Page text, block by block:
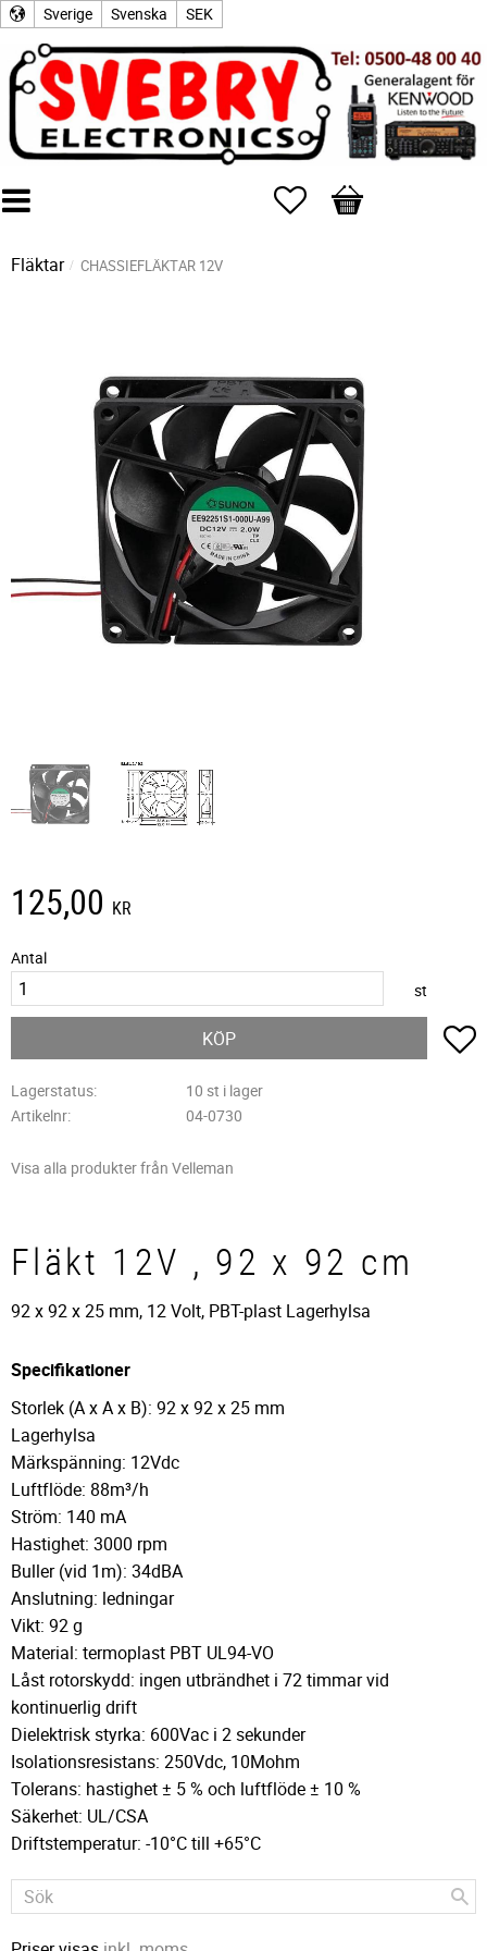
Sverige Svenska SEK
Favoriter
Kundvagn
Fläktar CHASSIEFLÄKTAR 12V
125,00 KR
Antal
st
KÖP
Lagerstatus
10 st i lager
Artikelnr
04-0730
Visa alla produkter från Velleman
Fläkt 12V , 92 x 92 cm
92 x 92 x 25 mm, 12 Volt, PBT-plast Lagerhylsa
Specifikationer
Storlek (A x A x B): 92 x 92 x 25 mm
Lagerhylsa
Märkspänning: 12Vdc
Luftflöde: 88m³/h
Ström: 140 mA
Hastighet: 3000 rpm
Buller (vid 1m): 34dBA
Anslutning: ledningar
Vikt: 92 g
Material: termoplast PBT UL94-VO
Låst rotorskydd: ingen utbrändhet i 72 timmar vid
kontinuerlig drift
Dielektrisk styrka: 600Vac i 2 sekunder
Isolationsresistans: 250Vdc, 10Mohm
Tolerans: hastighet ± 5 % och luftflöde ± 10 %
Säkerhet: UL/CSA
Driftstemperatur: -10°C till +65°C